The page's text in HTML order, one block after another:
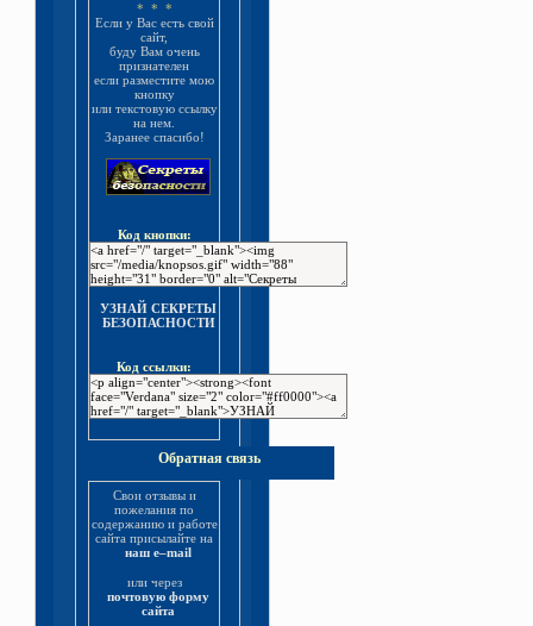
* * *
Если у Вас есть свой
сайт,
буду Вам очень
признателен
если разместите мою
кнопку
или текстовую ссылку
на нем.
Заранее спасибо!
Код кнопки:
УЗНАЙ СЕКРЕТЫ
БЕЗОПАСНОСТИ
Код ссылки:
Обратная связь
Свои отзывы и
пожелания по
содержанию и работе
сайта присылайте на
наш e–mail
или через
почтовую форму
сайта